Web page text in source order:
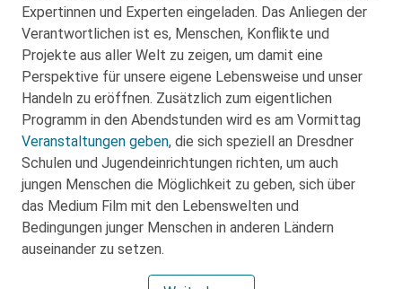
Expertinnen und Experten eingeladen. Das Anliegen der
Verantwortlichen ist es, Menschen, Konflikte und
Projekte aus aller Welt zu zeigen, um damit eine
Perspektive für unsere eigene Lebensweise und unser
Handeln zu eröffnen. Zusätzlich zum eigentlichen
Programm in den Abendstunden wird es am Vormittag
Veranstaltungen geben, die sich speziell an Dresdner
Schulen und Jugendeinrichtungen richten, um auch
jungen Menschen die Möglichkeit zu geben, sich über
das Medium Film mit den Lebenswelten und
Bedingungen junger Menschen in anderen Ländern
auseinander zu setzen.